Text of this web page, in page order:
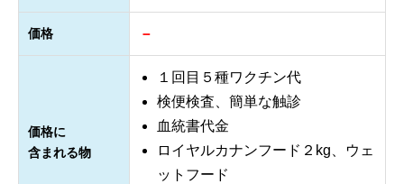
価格 －
価格に
含まれる物
１回目５種ワクチン代
検便検査、簡単な触診
血統書代金
ロイヤルカナンフード２kg、ウェ
ットフード